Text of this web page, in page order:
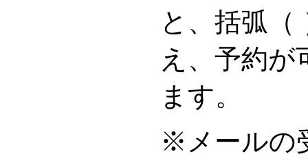
と、括弧（
え、予約が
ます。
※メールの